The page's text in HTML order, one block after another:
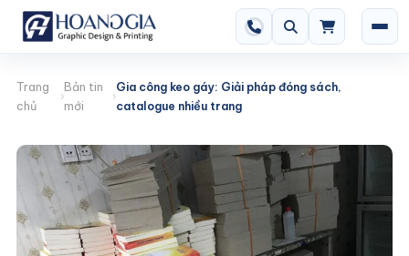
Trang
chủ
Bản tin
mới
Gia công keo gáy: Giải pháp đóng sách,
catalogue nhiều trang